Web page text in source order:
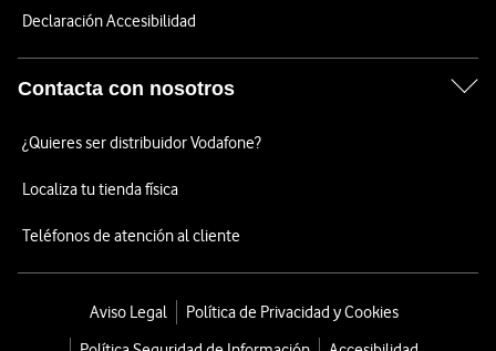
Declaración Accesibilidad
Contacta con nosotros
¿Quieres ser distribuidor Vodafone?
Localiza tu tienda física
Teléfonos de atención al cliente
Aviso Legal
Política de Privacidad y Cookies